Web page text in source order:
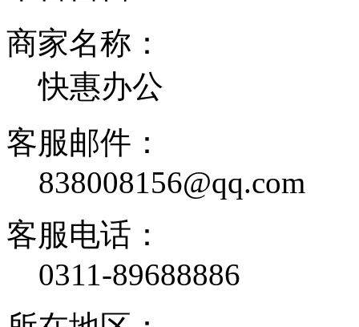
商家名称：
快惠办公
客服邮件：
838008156@qq.com
客服电话：
0311-89688886